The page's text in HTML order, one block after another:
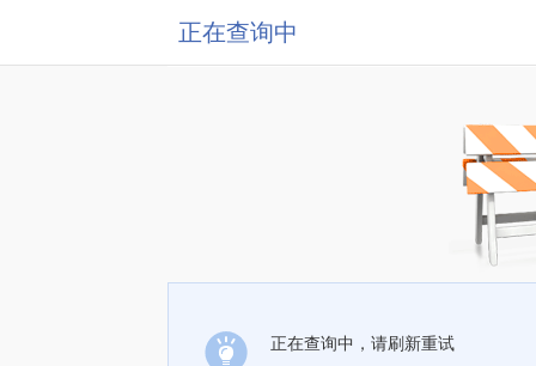
正在查询中
正在查询中，请刷新重试